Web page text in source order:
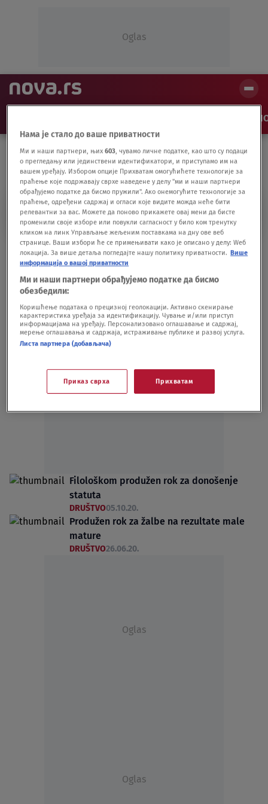
Oglas
PRODUŽEN ROK
Starim studentima produžen rok za
diplomiranje
DRUŠTVO06.09.23.
do septembra
SVET04.03.21.
Filološkom produžen rok za donošenje
statuta
DRUŠTVO05.10.20.
Produžen rok za žalbe na rezultate male
mature
DRUŠTVO26.06.20.
Oglas
Oglas
Нама је стало до ваше приватности
Ми и наши партнери, њих603, чувамо личне податке, као што су подаци
о прегледању или јединствени идентификатори, и приступамо им на
вашем уређају. Избором опције Прихватам омогућићете технологије за
праћење које подржавају сврхе наведене у делу "ми и наши партнери
обрађујемо податке да бисмо пружили". Ако онемогућите технологије за
праћење, одређени садржај и огласи које видите можда неће бити
релевантни за вас. Можете да поново прикажете овај мени да бисте
променили своје изборе или повукли сагласност у било ком тренутку
кликом на линк Управљање жељеним поставкама на дну ове веб
странице. Ваши избори ће се примењивати како је описано у делу: Wеб
локација. За више детаља погледајте нашу политику приватности. Више
информација о вашој приватности
Ми и наши партнери обрађујемо податке да бисмо
обезбедили:
Коришћење података о прецизној геолокацији. Активно скенирање
карактеристика уређаја за идентификацију. Чување и/или приступ
информацијама на уређају. Персонализовано оглашавање и садржај,
мерење оглашавања и садржаја, истраживање публике и развој услуга.
Листа партнера (добављача)
Приказ сврха Прихватам